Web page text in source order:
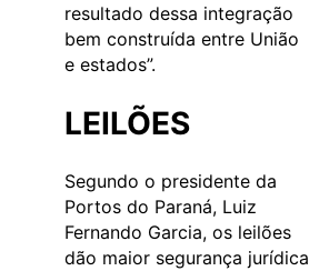
resultado dessa integração
bem construída entre União
e estados”.
LEILÕES
Segundo o presidente da
Portos do Paraná, Luiz
Fernando Garcia, os leilões
dão maior segurança jurídica